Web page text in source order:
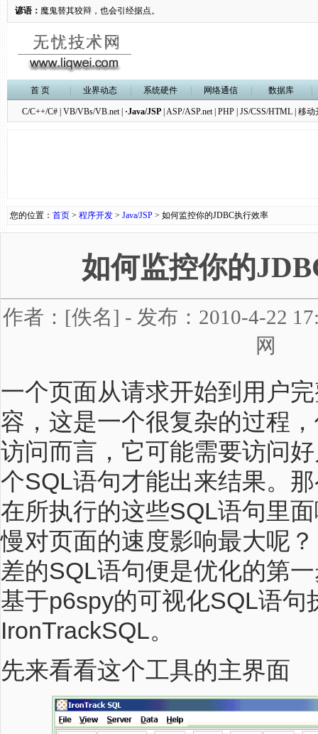
谚语： 魔鬼替其狡辩，也会引经据点。
首 页 业界动态 系统硬件 网络通信 数据库
C/C++/C# VB/VBs/VB.net| ·Java/JSP ASP/ASP.net| PHP JS/CSS/HTML 移动
您的位置： 首页 > 程序开发 > Java/JSP > 如何监控你的JDBC执行效率
如何监控你的
作者：[佚名] - 发布：2010-4-22
网
一个页面从请求开始到用户
容，这是一个很复杂的过程
访问而言，它可能需要访问
个SQL语句才能出来结果。
在所执行的这些SQL语句里
慢对页面的速度影响最大呢
差的SQL语句便是优化的第
基于p6spy的可视化SQL语
IronTrackSQL。
先来看看这个工具的主界面